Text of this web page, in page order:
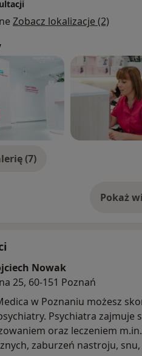
Zobacz lokalizacje (2)
(7)
Pokaż o
Nowak
25, 60-151 Poznań
w Poznaniu możesz
Psychiatra zajmuje
oraz leczeniem
zaburzeń nastroju,